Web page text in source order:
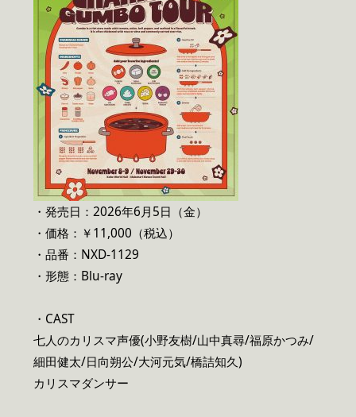
・発売日：2026年6月5日（金）
・価格：￥11,000（税込）
・品番：NXD-1129
・形態：Blu-ray
・CAST
七人のカリスマ声優(小野友樹/山中真尋/福原かつみ/
細田健太/日向朔公/大河元気/橋詰知久)
カリスマダンサー